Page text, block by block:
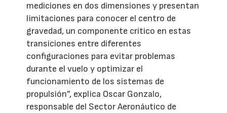
mediciones en dos dimensiones y presentan
limitaciones para conocer el centro de
gravedad, un componente crítico en estas
transiciones entre diferentes
configuraciones para evitar problemas
durante el vuelo y optimizar el
funcionamiento de los sistemas de
propulsión”, explica Oscar Gonzalo,
responsable del Sector Aeronáutico de